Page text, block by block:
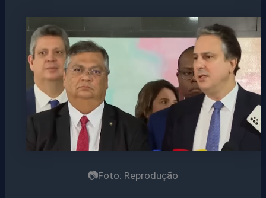
📷Foto: Reprodução